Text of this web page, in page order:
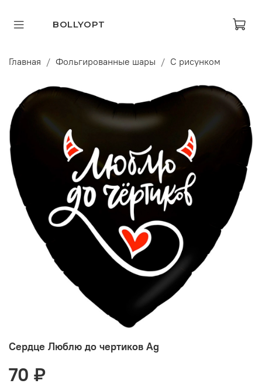
BOLLYOPT
Главная Фольгированные шары С рисунком
Сердце Люблю до чертиков Ag
70 ₽